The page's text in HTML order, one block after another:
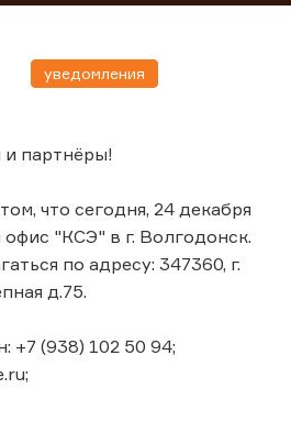
уведомления
партнёры!
что сегодня, 24 декабря
офис "КСЭ" в г. Волгодонск.
по адресу: 347360, г.
д.75.
+7 (938) 102 50 94;